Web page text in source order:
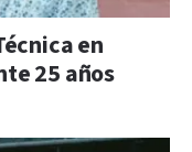
en
25 años